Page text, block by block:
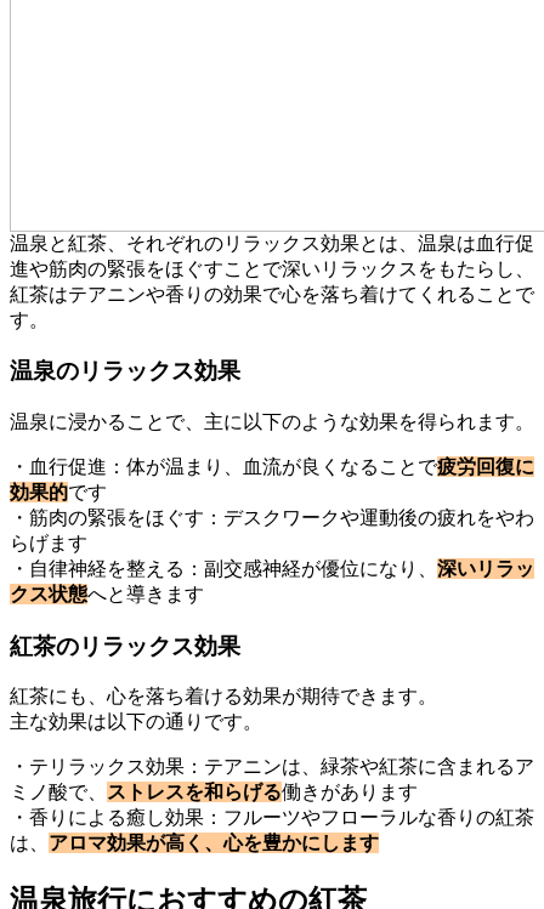
温泉と紅茶、それぞれのリラックス効果とは、温泉は血行促
進や筋肉の緊張をほぐすことで深いリラックスをもたらし、
紅茶はテアニンや香りの効果で心を落ち着けてくれることで
す。
温泉のリラックス効果
温泉に浸かることで、主に以下のような効果を得られます。
・血行促進：体が温まり、血流が良くなることで疲労回復に
効果的です
・筋肉の緊張をほぐす：デスクワークや運動後の疲れをやわ
らげます
・自律神経を整える：副交感神経が優位になり、 深いリラッ
クス状態へと導きます
紅茶のリラックス効果
紅茶にも、心を落ち着ける効果が期待できます。
主な効果は以下の通りです。
・テリラックス効果：テアニンは、緑茶や紅茶に含まれるア
ミノ酸で、
ストレスを和らげる働きがあります
・香りによる癒し効果：フルーツやフローラルな香りの紅茶
は、 アロマ効果が高く、心を豊かにします
温泉旅行におすすめの紅茶